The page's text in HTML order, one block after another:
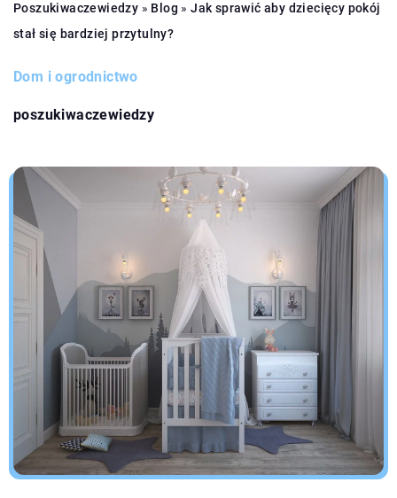
Poszukiwaczewiedzy » Blog »Jak sprawić aby dziecięcy pokój
stał się bardziej przytulny?
Dom i ogrodnictwo
poszukiwaczewiedzy